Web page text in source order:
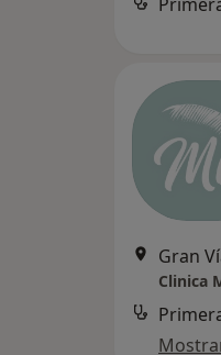
Clinica